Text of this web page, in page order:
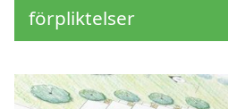
förpliktelser